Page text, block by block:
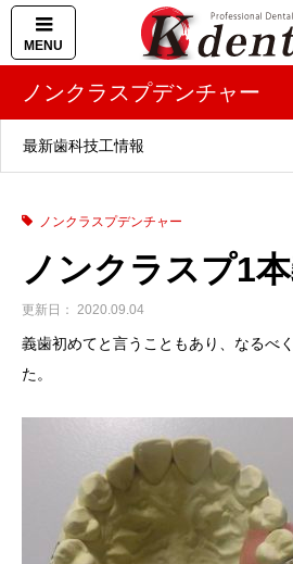
ノンクラスプデンチャー
最新歯科技工情報
ノンクラスプデンチャー
ノンクラスプ1
2020.09.04
義歯初めてと言うこともあり、なるべ
た。